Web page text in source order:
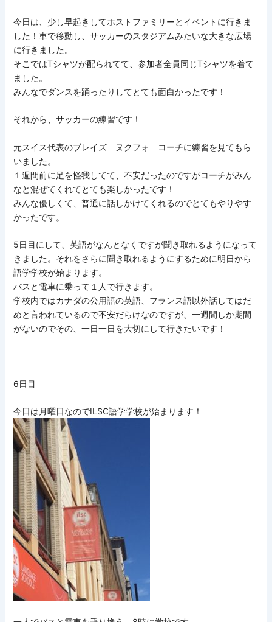
今日は、少し早起きしてホストファミリーとイベントに行きま
した！車で移動し、サッカーのスタジアムみたいな大きな広場
に行きました。
そこではTシャツが配られてて、参加者全員同じTシャツを着て
ました。
みんなでダンスを踊ったりしてとても面白かったです！
それから、サッカーの練習です！
元スイス代表のブレイズ ヌクフォ コーチに練習を見てもら
いました。
１週間前に足を怪我してて、不安だったのですがコーチがみん
なと混ぜてくれてとても楽しかったです！
みんな優しくて、普通に話しかけてくれるのでとてもやりやす
かったです。
5日目にして、英語がなんとなくですが聞き取れるようになって
きました。それをさらに聞き取れるようにするために明日から
語学学校が始まります。
バスと電車に乗って１人で行きます。
学校内ではカナダの公用語の英語、フランス語以外話してはだ
めと言われているので不安だらけなのですが、一週間しか期間
がないのでその、一日一日を大切にして行きたいです！
6日目
今日は月曜日なのでILSC語学学校が始まります！